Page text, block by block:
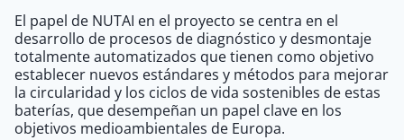
El papel de NUTAI en el proyecto se centra en el
desarrollo de procesos de diagnóstico y desmontaje
totalmente automatizados que tienen como objetivo
establecer nuevos estándares y métodos para mejorar
la circularidad y los ciclos de vida sostenibles de estas
baterías, que desempeñan un papel clave en los
objetivos medioambientales de Europa.